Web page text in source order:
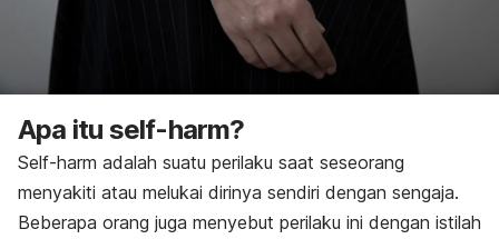
Apa itu self-harm?
Self-harm adalah suatu perilaku saat seseorang
menyakiti atau melukai dirinya sendiri dengan sengaja.
Beberapa orang juga menyebut perilaku ini dengan istilah